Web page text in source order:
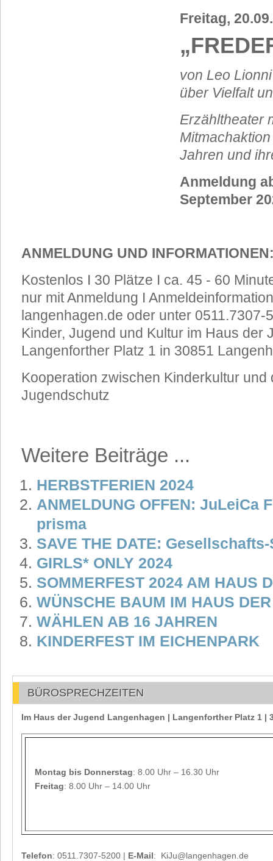
Freitag,
„
von Leo
über Vielfalt
Erzähltheater
Jahren und
Anmeldung
September
ANMELDUNG UND
Kostenlos I 30 Plätze I ca. 45 - 60
nur mit Anmeldung I
langenhagen.de oder unter 0511.7307-
Kinder, Jugend und Kultur im Haus der
Langenforther Platz 1 in 30851
Kooperation zwischen Kinderkultur und
Jugendschutz
Weitere Beiträge ...
HERBSTFERIEN 2024
ANMELDUNG OFFEN: JuLeiCa
prisma
SAVE THE DATE:
GIRLS* ONLY 2024
SOMMERFEST 2024 AM HAUS
WÜNSCHE BAUM IM HAUS
WÄHLEN AB 16 JAHREN
KINDERFEST IM EICHENPARK
BÜROSPRECHZEITEN
Im Haus der Jugend Langenhagen | Langenforther Platz 1 |
Montag bis Donnerstag: 8.00 Uhr – 16.30 Uhr
Freitag: 8.00 Uhr – 14.00 Uhr
Telefon: 0511.7307-5200 | E-Mail: KiJu@langenhagen.de